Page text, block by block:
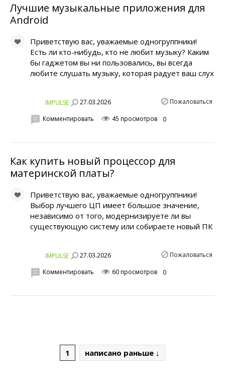
Лучшие музыкальные приложения для
Android
Приветствую вас, уважаемые одногруппники!
Есть ли кто-нибудь, кто не любит музыку? Каким
бы гаджетом вы ни пользовались, вы всегда
любите слушать музыку, которая радует ваш слух
IMPULSE 27.03.2026 Пожаловаться
Комментировать 45 просмотров 0
Как купить новый процессор для
материнской платы?
Приветствую вас, уважаемые одногруппники!
Выбор лучшего ЦП имеет большое значение,
независимо от того, модернизируете ли вы
существующую систему или собираете новый ПК
IMPULSE 27.03.2026 Пожаловаться
Комментировать 60 просмотров 0
1 написано раньше ↓